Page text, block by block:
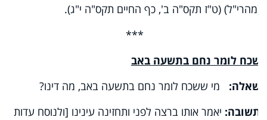
(מהרי"ל) (ט"ז תקס"ה ב', כף החיים תקס"ה י"ג).
***
שכח לומר נחם בתשעה באב
שאלה: מי ששכח לומר נחם בתשעה באב, מה דינו?
תשובה: יאמר אותו ברצה לפני ותחזינה עינינו [ולנוסח עדות